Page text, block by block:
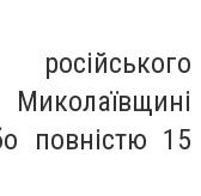
повністю 15